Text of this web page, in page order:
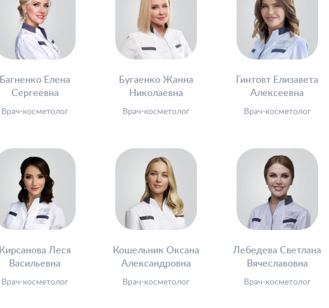
Багненко Елена
Сергеевна
Врач-косметолог
Бугаенко Жанна
Николаевна
Врач-косметолог
Гинтовт Елизавета
Алексеевна
Врач-косметолог
Кирсанова Леся
Васильевна
Врач-косметолог
Кошельник Оксана
Александровна
Врач-косметолог
Лебедева Светлана
Вячеславовна
Врач-косметолог